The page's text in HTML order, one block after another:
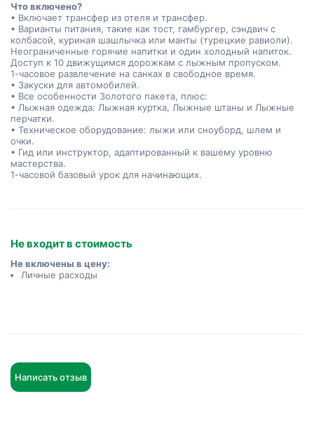
Что включено?
• Включает трансфер из отеля и трансфер.
• Варианты питания, такие как тост, гамбургер, сэндвич с
колбасой, куриная шашлычка или манты (турецкие равиоли).
Неограниченные горячие напитки и один холодный напиток.
Доступ к 10 движущимся дорожкам с лыжным пропуском.
1-часовое развлечение на санках в свободное время.
• Закуски для автомобилей.
• Все особенности Золотого пакета, плюс:
• Лыжная одежда: Лыжная куртка, Лыжные штаны и Лыжные
перчатки.
• Техническое оборудование: лыжи или сноуборд, шлем и
очки.
• Гид или инструктор, адаптированный к вашему уровню
мастерства.
1-часовой базовый урок для начинающих.
Не входит в стоимость
Не включены в цену:
Личные расходы
Написать отзыв